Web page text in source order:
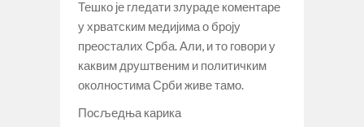
Тешко је гледати злураде коментаре
у хрватским медијима о броју
преосталих Срба. Али, и то говори у
каквим друштвеним и политичким
околностима Срби живе тамо.
Посљедња карика